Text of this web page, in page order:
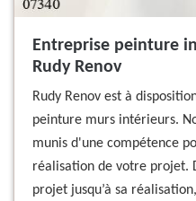
Entreprise peinture
Rudy Renov
Rudy Renov est à
peinture murs intérieurs.
munis d'une compétence
réalisation de votre projet.
projet jusqu’à sa